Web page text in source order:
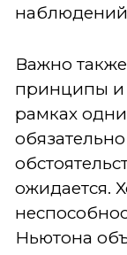
Важно
принципы и
рамках
ожидается.
Ньютона